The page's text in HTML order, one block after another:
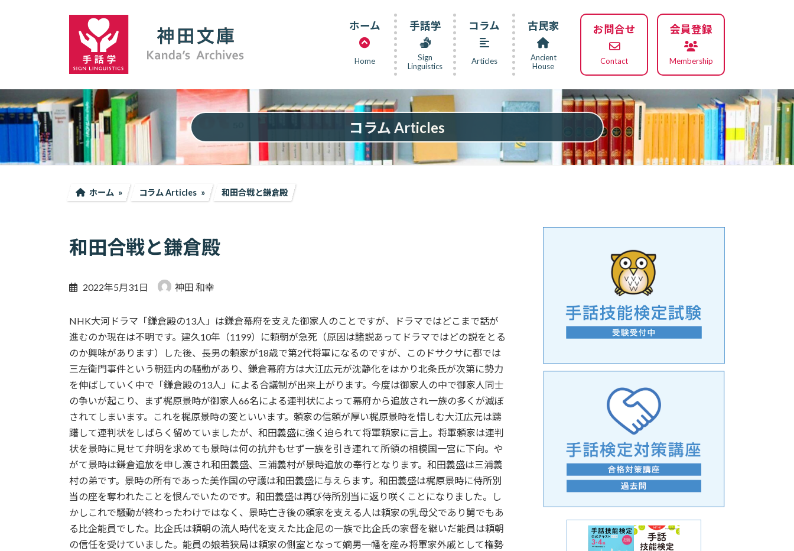
ス
キ
ッ
ン
に
移
ホーム
Home
手話学
Sign
Linguistics
コラム
Articles
古民家
Ancient
House
お問合せ
Contact
会員登録
Membership
コラム Articles
ホーム コラム Articles 和田合戦と鎌倉殿
和田合戦と鎌倉殿
2022年5月31日 神田 和幸
NHK大河ドラマ「鎌倉殿の13人」は鎌倉幕府を支えた御家人のことですが、ドラマではどこまで話が
進むのか現在は不明です。建久10年（1199）に頼朝が急死（原因は諸説あってドラマではどの説をとる
のか興味があります）した後、長男の頼家が18歳で第2代将軍になるのですが、このドサクサに都では
三左衛門事件という朝廷内の騒動があり、鎌倉幕府方は大江広元が沈静化をはかり北条氏が次第に勢力
を伸ばしていく中で「鎌倉殿の13人」による合議制が出来上がります。今度は御家人の中で御家人同士
の争いが起こり、まず梶原景時が御家人66名による連判状によって幕府から追放され一族の多くが滅ぼ
されてしまいます。これを梶原景時の変といいます。頼家の信頼が厚い梶原景時を惜しむ大江広元は躊
躇して連判状をしばらく留めていましたが、和田義盛に強く迫られて将軍頼家に言上。将軍頼家は連判
状を景時に見せて弁明を求めても景時は何の抗弁もせず一族を引き連れて所領の相模国一宮に下向。や
がて景時は鎌倉追放を申し渡され和田義盛、三浦義村が景時追放の奉行となります。和田義盛は三浦義
村の弟です。景時の所有であった美作国の守護は和田義盛に与えらます。和田義盛は梶原景時に侍所別
当の座を奪われたことを恨んでいたのです。和田義盛は再び侍所別当に返り咲くことになりました。し
かしこれで騒動が終わったわけではなく、景時亡き後の頼家を支える人は頼家の乳母父であり舅でもあ
る比企能員でした。比企氏は頼朝の流人時代を支えた比企尼の一族で比企氏の家督を継いだ能員は頼朝
の信任を受けていました。能員の娘若狭局は頼家の側室となって嫡男一幡を産み将軍家外戚として権勢
手話の言語学的特性に関する研究